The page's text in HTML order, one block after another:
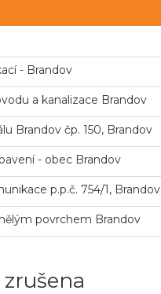
- Brandov
a kanalizace Brandov
Brandov čp. 150, Brandov
- obec Brandov
p.p.č. 754/1, Brandov
povrchem Brandov